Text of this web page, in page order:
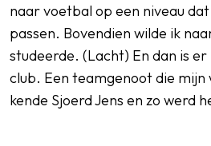
naar voetbal op een niveau
passen. Bovendien wilde ik
studeerde. (Lacht) En dan is
club. Een teamgenoot die mijn
kende Sjoerd Jens en zo werd